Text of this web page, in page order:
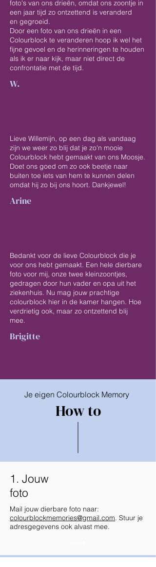
foto's van ons drieën, omdat ons zoontje in
een jaar tijd zo ontzettend is veranderd
en gegroeid.
Door een foto van ons drieën in een
Colourblock te veranderen hoop ik wel het
fijne gevoel en de herinneringen te houden
als ik er naar kijk, maar niet direct de
confrontatie met de tijd.
W.
Lieve Willemijn, op een dag als vandaag
zijn we weer zo blij dat je zo'n mooie
Colourblock hebt gemaakt van ons Moosje.
Doet ons goed om zo ook beetje naar
buiten toe iets van hem te kunnen delen
omdat hij zo bij ons hoort. Dankjewel!
Arine
Bedankt voor de lieve Colourblock die je
voor ons hebt gemaakt. Een hele dierbare
foto voor mij, onze twee kleinzoontjes,
gedragen door hun vader en opa uit het
ziekenhuis. Nu mag jouw prachtige
colourblock hier in de kamer hangen. Hoe
verdrietig ook, maar zo ontzettend blij
mee.
Brigitte
Je eigen Colourblock Memory
How to
1. Jouw
foto
Mail jouw dierbare foto naar:
colourblockmemories@gmail.com. Stuur je
adresgegevens ook alvast mee.